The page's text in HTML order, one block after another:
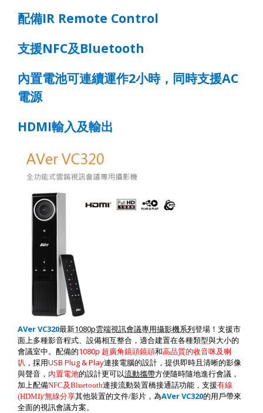
配備IR Remote Control
支援NFC及Bluetooth
內置電池可連續運作2小時，同時支援AC
電源
HDMI輸入及輸出
AVer VC320最新1080p雲端視訊會議專用攝影機系列 登場！支援市
面上多種影音程式、設備相互整合，適合建置在各種類型與大小的
會議室中。配備的1080p 超廣角鏡頭鏡頭和高品質的收音咪及喇
叭 ，採用USB Plug & Play連接電腦的設計，提供即時且清晰的影像
與聲音， 內置電池的設計更可以流動攜帶方便隨時隨地進行會議，
加上配備NFC及Bluetooth連接流動裝置橋接通話功能，支援有線
(HDMI)/無線分享其他裝置的文件/影片，為AVer VC320的用戶帶來
全面的視訊會議方案。